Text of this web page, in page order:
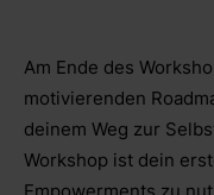
Am Ende des
motivierenden
deinem Weg zur
Workshop ist dein
Empowerments zu